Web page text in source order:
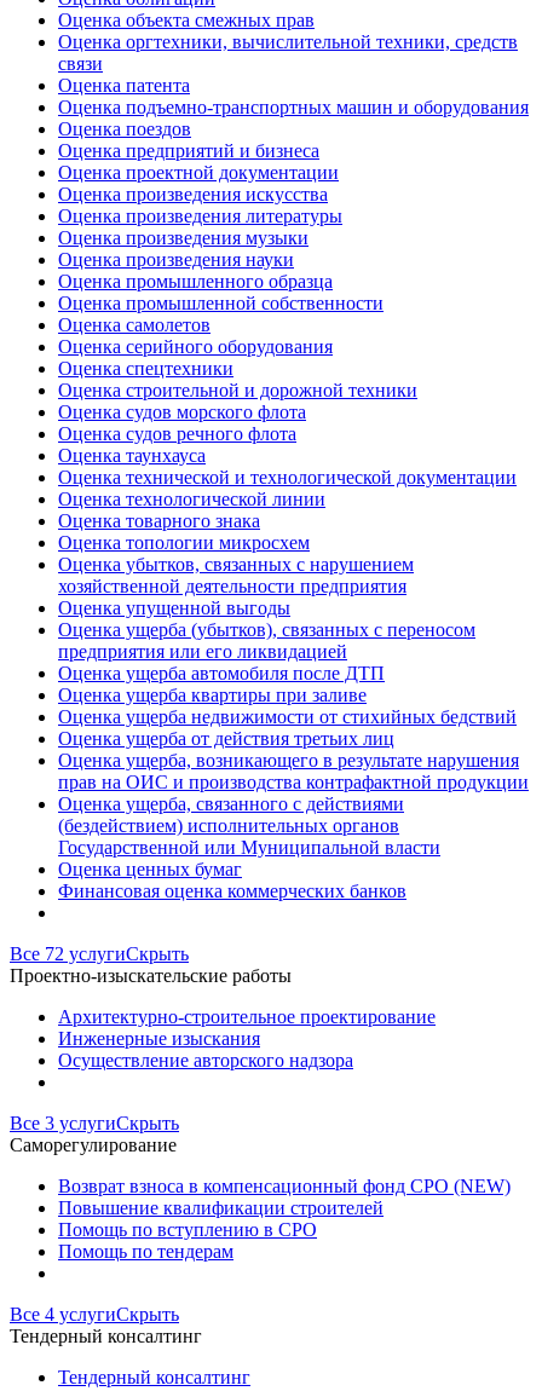
Оценка объекта смежных прав
Оценка оргтехники, вычислительной техники, средств
связи
Оценка патента
Оценка подъемно-транспортных машин и оборудования
Оценка поездов
Оценка предприятий и бизнеса
Оценка проектной документации
Оценка произведения искусства
Оценка произведения литературы
Оценка произведения музыки
Оценка произведения науки
Оценка промышленного образца
Оценка промышленной собственности
Оценка самолетов
Оценка серийного оборудования
Оценка спецтехники
Оценка строительной и дорожной техники
Оценка судов морского флота
Оценка судов речного флота
Оценка таунхауса
Оценка технической и технологической документации
Оценка технологической линии
Оценка товарного знака
Оценка топологии микросхем
Оценка убытков, связанных с нарушением
хозяйственной деятельности предприятия
Оценка упущенной выгоды
Оценка ущерба (убытков), связанных с переносом
предприятия или его ликвидацией
Оценка ущерба автомобиля после ДТП
Оценка ущерба квартиры при заливе
Оценка ущерба недвижимости от стихийных бедствий
Оценка ущерба от действия третьих лиц
Оценка ущерба, возникающего в результате нарушения
прав на ОИС и производства контрафактной продукции
Оценка ущерба, связанного с действиями
(бездействием) исполнительных органов
Государственной или Муниципальной власти
Оценка ценных бумаг
Финансовая оценка коммерческих банков
Все 72 услугиСкрыть
Проектно-изыскательские работы
Архитектурно-строительное проектирование
Инженерные изыскания
Осуществление авторского надзора
Все 3 услугиСкрыть
Саморегулирование
Возврат взноса в компенсационный фонд СРО (NEW)
Повышение квалификации строителей
Помощь по вступлению в СРО
Помощь по тендерам
Все 4 услугиСкрыть
Тендерный консалтинг
Тендерный консалтинг